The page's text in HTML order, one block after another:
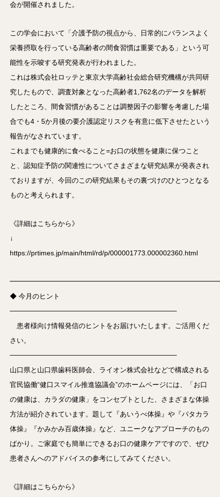
会が開催されました。
この学会において「介護予防の視点から、日常的にバランスよく
栄養摂取を行っている高齢者の間食習慣は重要である」という可
能性を示唆する研究発表が行われました。
これは株式会社ロッテと東京大学高齢社会総合研究機構が共同研
究したもので、調査対象となった高齢者1,762名のデータを解析
したところ、間食習慣があることは調整因子の影響を考慮した場
合でも4・5か月後の要介護認定リスクを有意に低下させたという
報告がなされています。
これまでも健康的に食べること=お口の状態を健康に保つこと
と、認知症予防の関連性についてさまざまな研究結果が発表され
ておりますが、今回のこの研究結果もその裏づけのひとつとなる
ものと考えられます。
《詳細はこちらから》
↓
https://prtimes.jp/main/html/rd/p/000001773.000002360.html
◆ 今月のヒント
──────────────────────────────────
患者様向け情報発信のヒントをお届けいたします。ご活用くだ
さい。
──────────────────────────────────
山口県と山口県歯科医師会、ライオン株式会社などで構成される
官民協働“健口スマイル推進協議会”のホームページには、「お口
の健康は、カラダの健康」をコンセプトとした、さまざまな体操
方法が紹介されています。題して『あいうべ体操』や『パタカラ
体操』『かみかみ百歳体操』など、ユニークなアプローチのもの
ばかり。ご家庭でも簡単にできるお口の健康ケアですので、ぜひ
患者さんへのアドバイスの参考にしてみてください。
《詳細はこちらから》